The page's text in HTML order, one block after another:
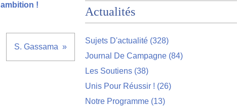
ambition !
S. Gassama
Actualités
Sujets D'actualité (328)
Journal De Campagne (84)
Les Soutiens (38)
Unis Pour Réussir ! (26)
Notre Programme (13)